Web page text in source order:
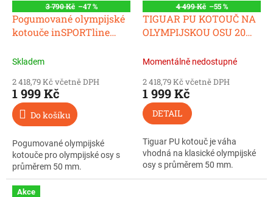
3 790 Kč –47 %
Pogumované olympijské
kotouče inSPORTline
Skladem
2 418,79 Kč včetně DPH
1 999 Kč
Do košíku
Pogumované olympijské
kotouče pro olympijské osy s
průměrem 50 mm.
4 499 Kč –55 %
TIGUAR PU KOTOUČ NA
OLYMPIJSKOU OSU 20
Momentálně nedostupné
2 418,79 Kč včetně DPH
1 999 Kč
DETAIL
Tiguar PU kotouč je váha
vhodná na klasické olympijské
osy s průměrem 50 mm.
Akce